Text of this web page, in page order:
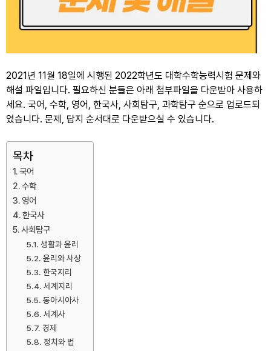
2021년 11월 18일에 시행된 2022학년도 대학수학능력시험 문제와
해설 파일입니다. 필요하신 분들은 아래 첨부파일을 다운받아 사용하
세요. 국어, 수학, 영어, 한국사, 사회탐구, 과학탐구 순으로 업로드되
었습니다. 문제, 답지 순서대로 다운받으실 수 있습니다.
목차
국어
수학
영어
한국사
사회탐구
생활과 윤리
윤리와 사상
한국지리
세계지리
동아시아사
세계사
경제
정치와 법